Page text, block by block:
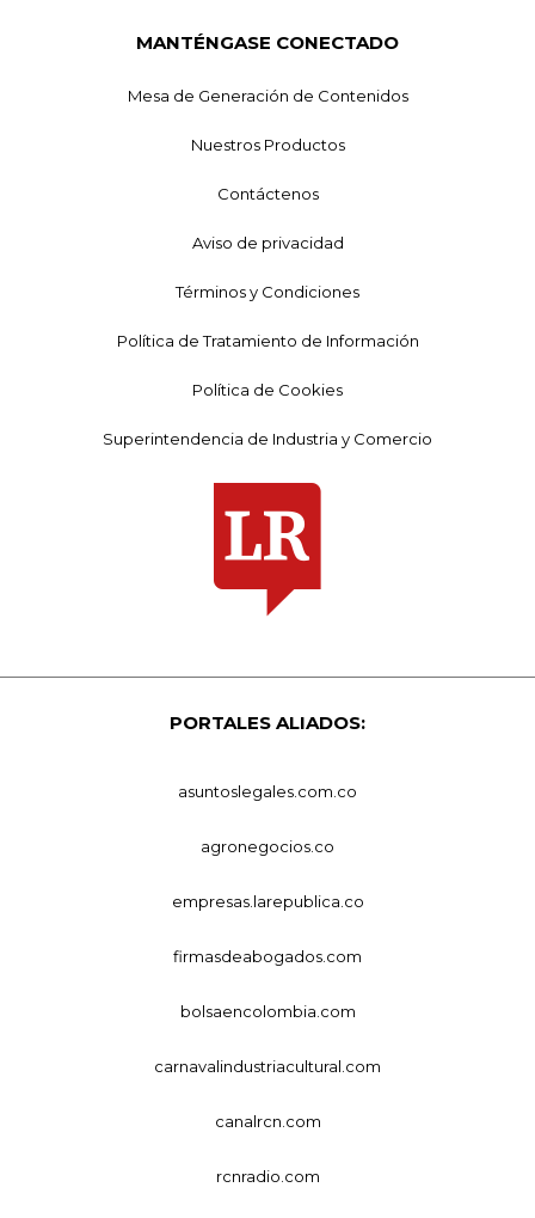
MANTÉNGASE CONECTADO
Mesa de Generación de Contenidos
Nuestros Productos
Contáctenos
Aviso de privacidad
Términos y Condiciones
Política de Tratamiento de Información
Política de Cookies
Superintendencia de Industria y Comercio
PORTALES ALIADOS:
asuntoslegales.com.co
agronegocios.co
empresas.larepublica.co
firmasdeabogados.com
bolsaencolombia.com
carnavalindustriacultural.com
canalrcn.com
rcnradio.com